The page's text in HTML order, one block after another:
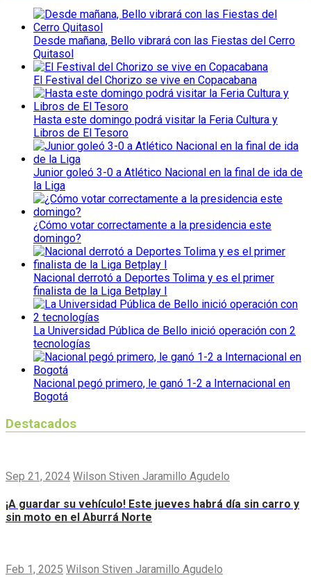
Desde mañana, Bello vibrará con las Fiestas del Cerro
Quitasol
El Festival del Chorizo se vive en Copacabana
Hasta este domingo podrá visitar la Feria Cultura y
Libros de El Tesoro
Junior goleó 3-0 a Atlético Nacional en la final de ida de
la Liga
¿Cómo votar correctamente a la presidencia este
domingo?
Nacional derrotó a Deportes Tolima y es el primer
finalista de la Liga Betplay I
La Universidad Pública de Bello inició operación con 2
tecnologías
Nacional pegó primero, le ganó 1-2 a Internacional en
Bogotá
Destacados
Sep 21, 2024 Wilson Stiven Jaramillo Agudelo
¡A guardar su vehículo! Este jueves habrá día sin carro y
sin moto en el Aburrá Norte
Feb 1, 2025 Wilson Stiven Jaramillo Agudelo